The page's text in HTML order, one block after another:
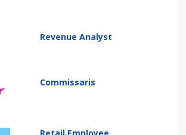
Revenue Analyst
Commissaris